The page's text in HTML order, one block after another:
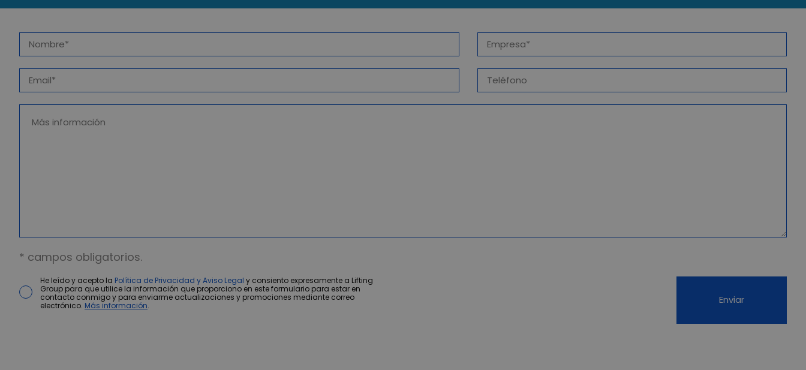
* campos obligatorios.
He leído y acepto la Política de Privacidad y Aviso Legal y consiento expresamente a Lifting
Group para que utilice la información que proporciono en este formulario para estar en
contacto conmigo y para enviarme actualizaciones y promociones mediante correo
electrónico. Más información.